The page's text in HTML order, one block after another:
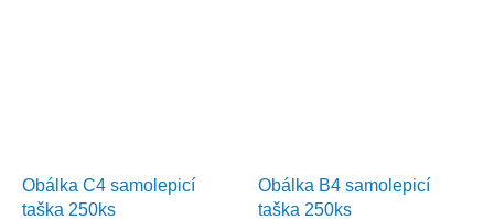
Obálka C4 samolepicí
taška 250ks
Obálka B4 samolepicí
taška 250ks